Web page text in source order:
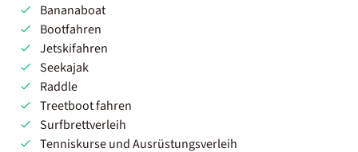
Bananaboat
Bootfahren
Jetskifahren
Seekajak
Raddle
Treetboot fahren
Surfbrettverleih
Tenniskurse und Ausrüstungsverleih